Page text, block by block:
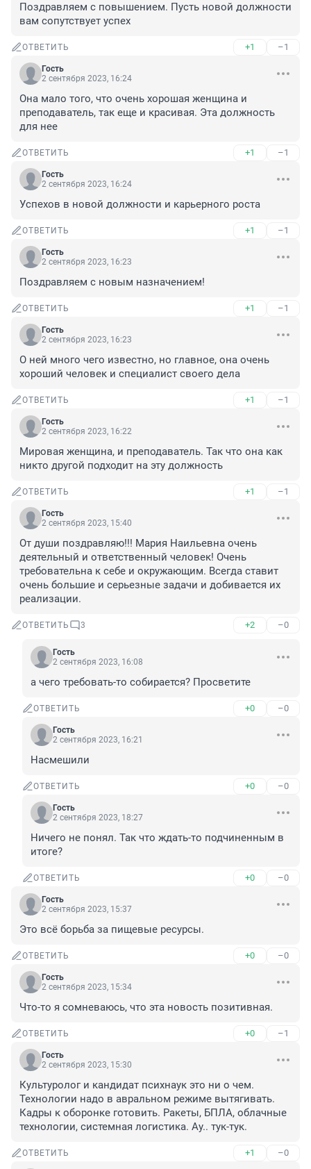
Поздравляем с повышением. Пусть новой должности
вам сопутствует успех
ОТВЕТИТЬ +1 –1
Гость
2 сентября 2023, 16:24
Она мало того, что очень хорошая женщина и
преподаватель, так еще и красивая. Эта должность
для нее
ОТВЕТИТЬ +1 –1
Гость
2 сентября 2023, 16:24
Успехов в новой должности и карьерного роста
ОТВЕТИТЬ +1 –1
Гость
2 сентября 2023, 16:23
Поздравляем с новым назначением!
ОТВЕТИТЬ +1 –1
Гость
2 сентября 2023, 16:23
О ней много чего известно, но главное, она очень
хороший человек и специалист своего дела
ОТВЕТИТЬ +1 –1
Гость
2 сентября 2023, 16:22
Мировая женщина, и преподаватель. Так что она как
никто другой подходит на эту должность
ОТВЕТИТЬ +1 –1
Гость
2 сентября 2023, 15:40
От души поздравляю!!! Мария Наильевна очень
деятельный и ответственный человек! Очень
требовательна к себе и окружающим. Всегда ставит
очень большие и серьезные задачи и добивается их
реализации.
ОТВЕТИТЬ 3 +2 –0
Гость
2 сентября 2023, 16:08
а чего требовать-то собирается? Просветите
ОТВЕТИТЬ +0 –0
Гость
2 сентября 2023, 16:21
Насмешили
ОТВЕТИТЬ +0 –0
Гость
2 сентября 2023, 18:27
Ничего не понял. Так что ждать-то подчиненным в
итоге?
ОТВЕТИТЬ +0 –0
Гость
2 сентября 2023, 15:37
Это всё борьба за пищевые ресурсы.
ОТВЕТИТЬ +0 –0
Гость
2 сентября 2023, 15:34
Что-то я сомневаюсь, что эта новость позитивная.
ОТВЕТИТЬ +0 –1
Гость
2 сентября 2023, 15:30
Культуролог и кандидат психнаук это ни о чем.
Технологии надо в авральном режиме вытягивать.
Кадры к оборонке готовить. Ракеты, БПЛА, облачные
технологии, системная логистика. Ау.. тук-тук.
ОТВЕТИТЬ +1 –0